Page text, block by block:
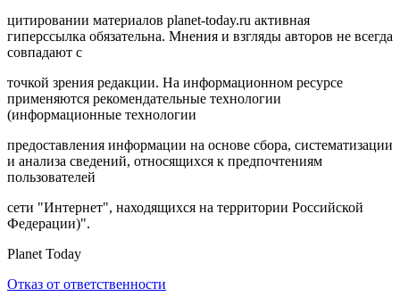
цитировании материалов planet-today.ru активная
гиперссылка обязательна. Мнения и взгляды авторов не всегда
совпадают с
точкой зрения редакции. На информационном ресурсе
применяются рекомендательные технологии
(информационные технологии
предоставления информации на основе сбора, систематизации
и анализа сведений, относящихся к предпочтениям
пользователей
сети "Интернет", находящихся на территории Российской
Федерации)".
Planet Today
Отказ от ответственности